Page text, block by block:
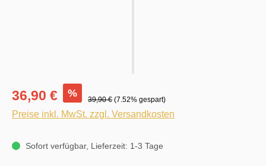
36,90 € %
39,90 € (7.52% gespart)
Preise inkl. MwSt. zzgl. Versandkosten
Sofort verfügbar, Lieferzeit: 1-3 Tage